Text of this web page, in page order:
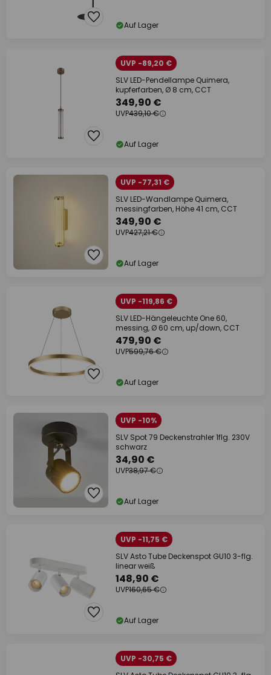
Auf Lager
UVP -89,20 €
SLV LED-Pendellampe Quimera,
kupferfarben, Ø 8 cm, CCT
349,90 €
UVP439,10 €
Auf Lager
UVP -77,31 €
SLV LED-Wandlampe Quimera,
messingfarben, Höhe 41 cm, CCT
349,90 €
UVP427,21 €
Auf Lager
UVP -119,86 €
SLV LED-Hängeleuchte One 60,
messing, Ø 60 cm, up/down, CCT
479,90 €
UVP599,76 €
Auf Lager
UVP -10%
SLV Spot 79 Deckenstrahler 1flg. 230V
schwarz
34,90 €
UVP38,97 €
Auf Lager
UVP -11,75 €
SLV Asto Tube Deckenspot GU10 3-flg.
linear weiß
148,90 €
UVP160,65 €
Auf Lager
UVP -30,75 €